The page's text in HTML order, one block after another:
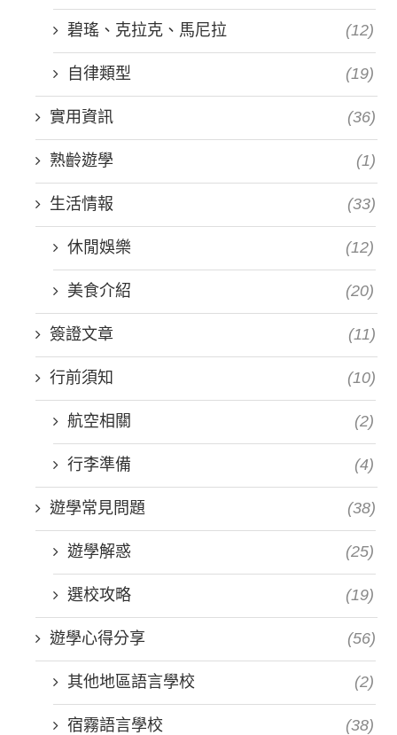
碧瑤、克拉克、馬尼拉 (12)
自律類型 (19)
實用資訊 (36)
熟齡遊學 (1)
生活情報 (33)
休閒娛樂 (12)
美食介紹 (20)
簽證文章 (11)
行前須知 (10)
航空相關 (2)
行李準備 (4)
遊學常見問題 (38)
遊學解惑 (25)
選校攻略 (19)
遊學心得分享 (56)
其他地區語言學校 (2)
宿霧語言學校 (38)